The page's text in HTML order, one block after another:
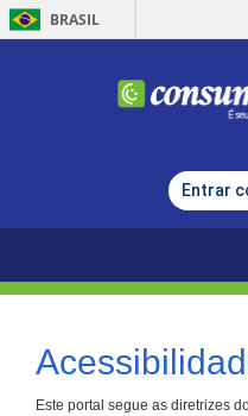
BRASIL
Entrar
Este portal segue as diretrizes